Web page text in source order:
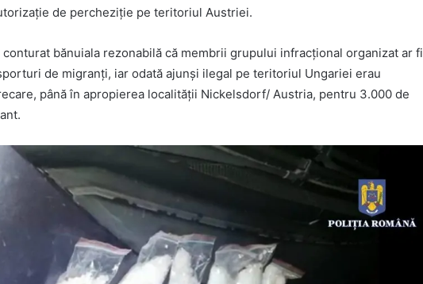
de percheziție pe teritoriul Austriei.
bănuiala rezonabilă că membrii grupului infracțional organizat ar fi
de migranți, iar odată ajunși ilegal pe teritoriul Ungariei erau
până în apropierea localității Nickelsdorf/ Austria, pentru 3.000 de